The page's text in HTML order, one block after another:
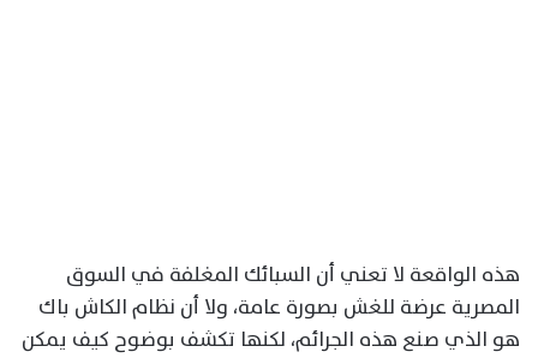
هذه الواقعة لا تعني أن السبائك المغلفة في السوق
المصرية عرضة للغش بصورة عامة، ولا أن نظام الكاش باك
هو الذي صنع هذه الجرائم، لكنها تكشف بوضوح كيف يمكن